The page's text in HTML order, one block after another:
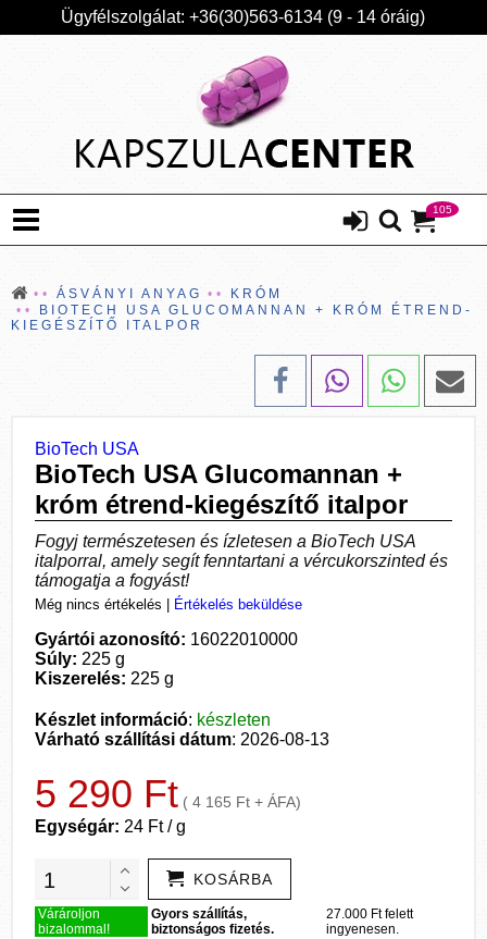
Ügyfélszolgálat: +36(30)563-6134 (9 - 14 óráig)
105
ÁSVÁNYI ANYAG
KRÓM
BIOTECH USA GLUCOMANNAN + KRÓM ÉTREND-
KIEGÉSZÍTŐ ITALPOR
BioTech USA
BioTech USA Glucomannan +
króm étrend-kiegészítő italpor
Fogyj természetesen és ízletesen a BioTech USA
italporral, amely segít fenntartani a vércukorszinted és
támogatja a fogyást!
Még nincs értékelés Értékelés beküldése
Gyártói azonosító: 16022010000
Súly: 225 g
Kiszerelés: 225 g
Készlet információ: készleten
Várható szállítási dátum: 2026-08-13
5 290 Ft ( 4 165 Ft + ÁFA)
Egységár: 24 Ft / g
KOSÁRBA
Várároljon
bizalommal!
Gyors szállítás,
biztonságos fizetés.
27.000 Ft felett
ingyenesen.